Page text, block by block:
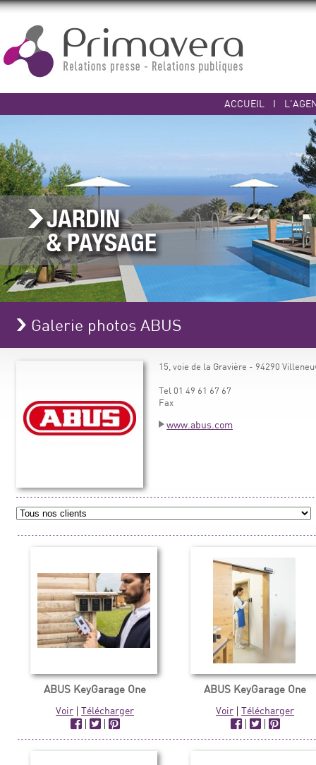
ACCUEIL I
Galerie photos ABUS
15, voie de la Gravière - 94290
Tel 01 49 61 67 67
Fax
www.abus.com
ABUS KeyGarage One
Voir |Télécharger
|
|
ABUS KeyGarage One
Voir |Télécharger
|
|